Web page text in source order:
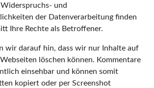
und
der Datenverarbeitung finden
Ihre Rechte als Betroffener.
wir darauf hin, dass wir nur Inhalte auf
löschen können. Kommentare
einsehbar und können somit
kopiert oder per Screenshot